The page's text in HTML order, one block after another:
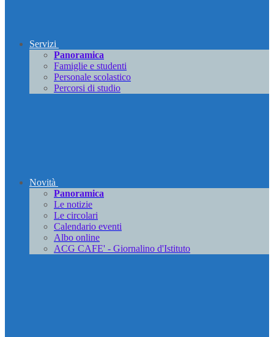
Servizi
Panoramica
Famiglie e studenti
Personale scolastico
Percorsi di studio
Novità
Panoramica
Le notizie
Le circolari
Calendario eventi
Albo online
ACG CAFE' - Giornalino d'Istituto